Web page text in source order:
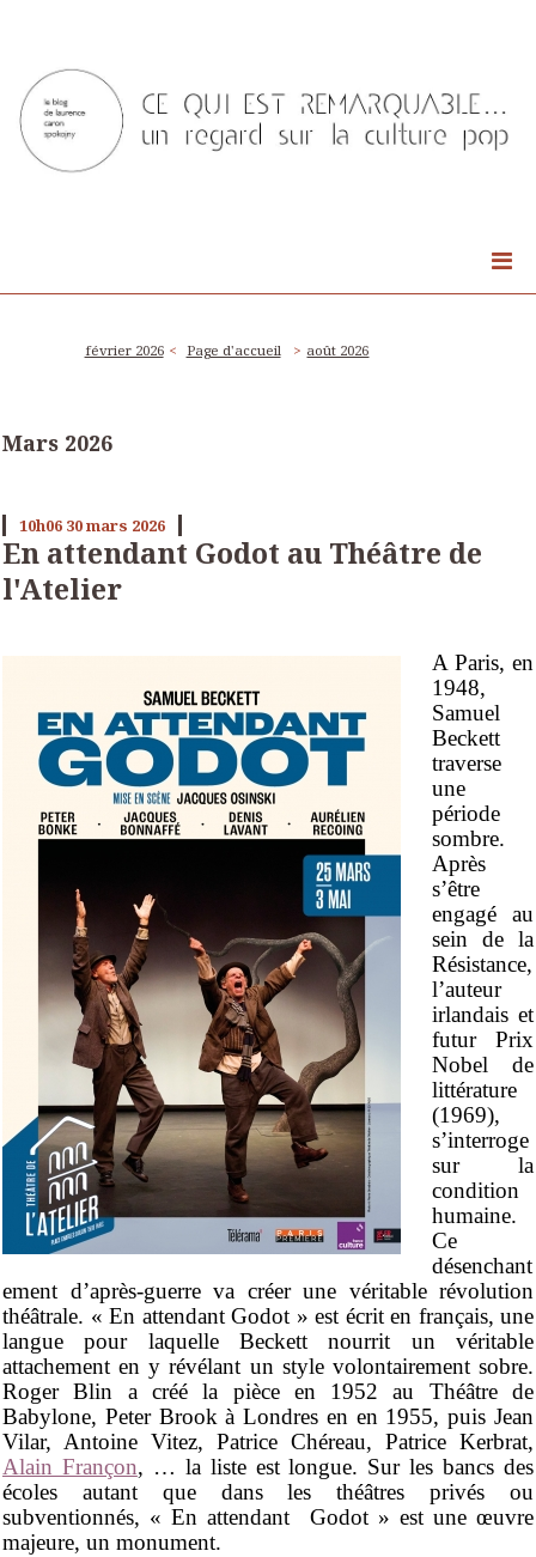
février 2026 Page d'accueil août 2026
Mars 2026
10h06 30mars 2026
En attendant Godot au Théâtre de
l'Atelier
A Paris, en
1948,
Samuel
Beckett
traverse
une
période
sombre.
Après
s’être
engagé au
sein de la
Résistance,
l’auteur
irlandais et
futur Prix
Nobel de
littérature
(1969),
s’interroge
sur la
condition
humaine.
Ce
désenchant
ement d’après-guerre va créer une véritable révolution
théâtrale. « En attendant Godot » est écrit en français, une
langue pour laquelle Beckett nourrit un véritable
attachement en y révélant un style volontairement sobre.
Roger Blin a créé la pièce en 1952 au Théâtre de
Babylone, Peter Brook à Londres en en 1955, puis Jean
Vilar, Antoine Vitez, Patrice Chéreau, Patrice Kerbrat,
Alain Françon, … la liste est longue. Sur les bancs des
écoles autant que dans les théâtres privés ou
subventionnés, « En attendant Godot » est une œuvre
majeure, un monument.